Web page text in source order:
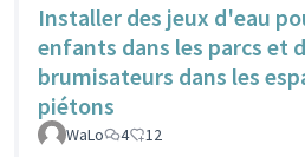
Installer des jeux d'eau
enfants dans les parcs et
brumisateurs dans les
piétons
WaLo 4 12